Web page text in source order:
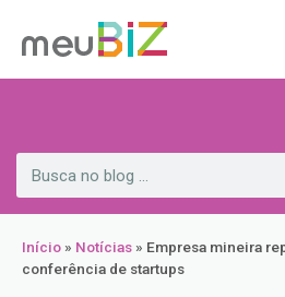
Início » Notícias » Empresa mineira
conferência de startups